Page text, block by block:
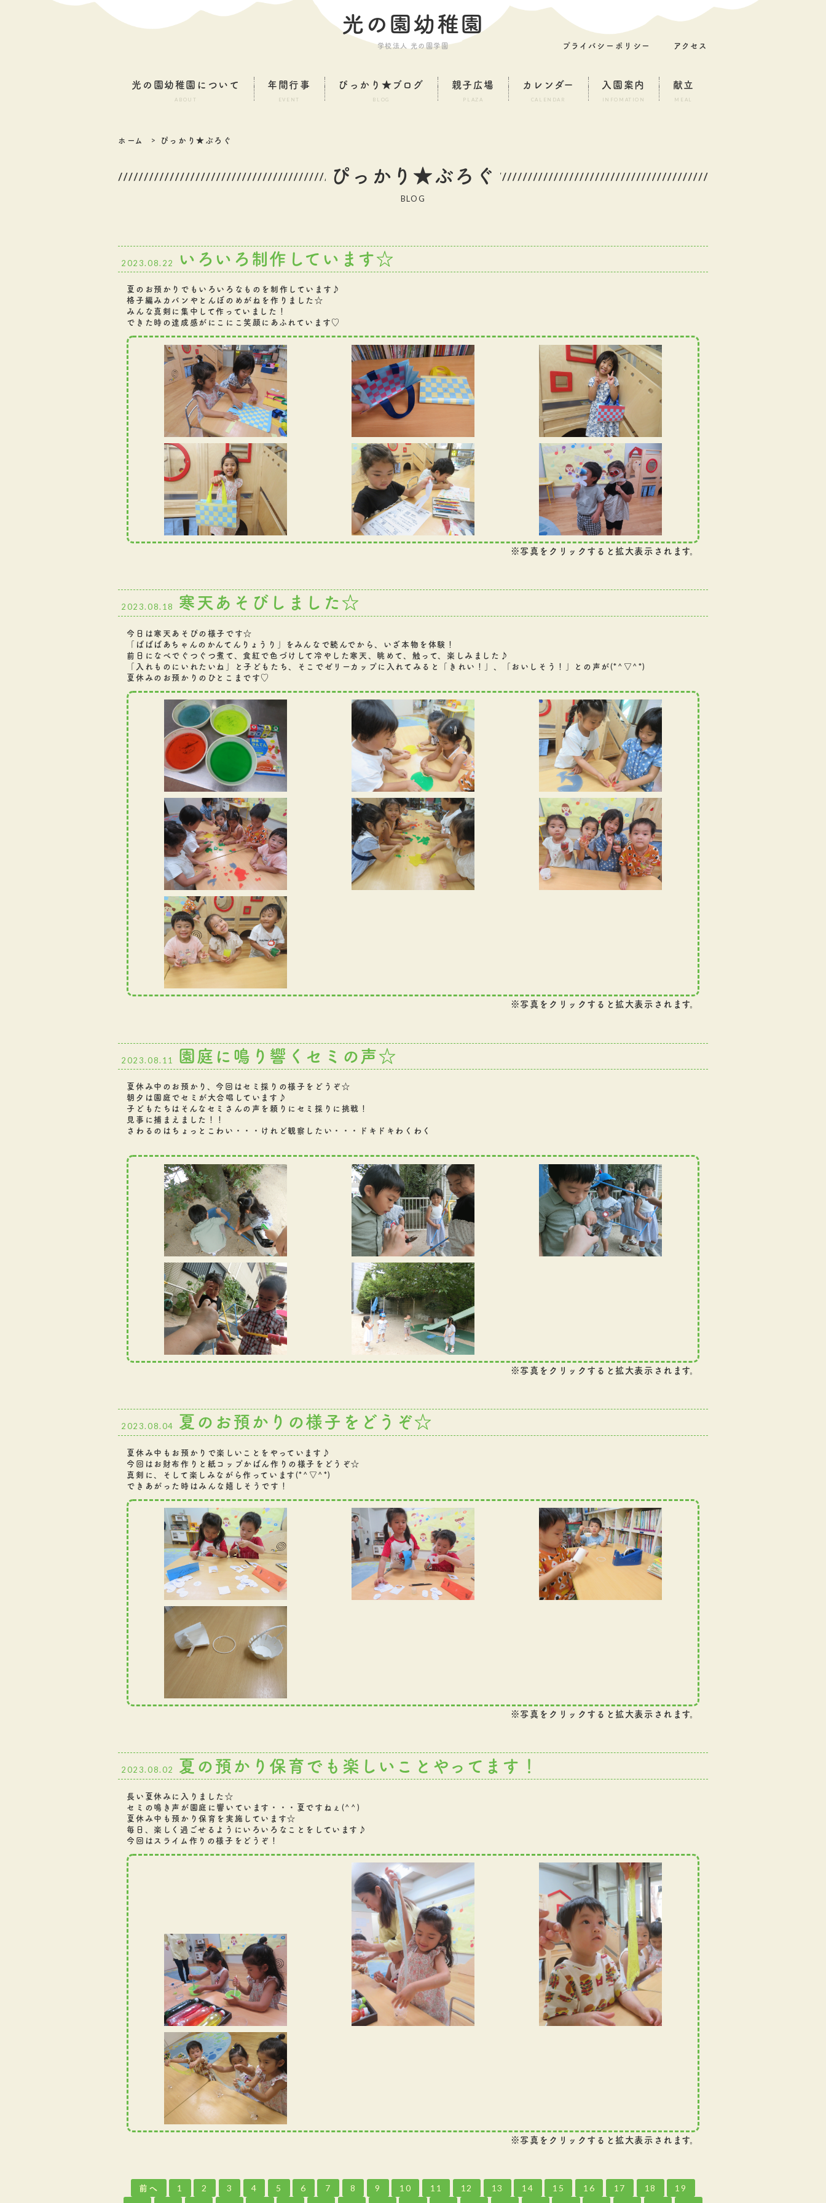
光の園幼稚園
学校法人 光の園学園
光の園幼稚園について
ABOUT
年間行事
EVENT
ぴっかり★ブログ
BLOG
親子広場
PLAZA
カレンダー
CALENDAR
入園案内
INFOMATION
献立
MEAL
プライバシーポリシー アクセス
ホーム ぴっかり★ぶろぐ
ぴっかり★ぶろぐ
BLOG
2023.08.22 いろいろ制作しています☆
夏のお預かりでもいろいろなものを制作しています♪
格子編みカバンやとんぼのめがねを作りました☆
みんな真剣に集中して作っていました！
できた時の達成感がにこにこ笑顔にあふれています♡
※写真をクリックすると拡大表示されます。
2023.08.18 寒天あそびしました☆
今日は寒天あそびの様子です☆
「ばばばあちゃんのかんてんりょうり」をみんなで読んでから、いざ本物を体験！
前日になべでぐつぐつ煮て、食紅で色づけして冷やした寒天、眺めて、触って、楽しみました♪
「入れものにいれたいね」と子どもたち、そこでゼリーカップに入れてみると「きれい！」、「おいしそう！」との声が(*^▽^*)
夏休みのお預かりのひとこまです♡
※写真をクリックすると拡大表示されます。
2023.08.11 園庭に鳴り響くセミの声☆
夏休み中のお預かり、今回はセミ採りの様子をどうぞ☆
朝夕は園庭でセミが大合唱しています♪
子どもたちはそんなセミさんの声を頼りにセミ採りに挑戦！
見事に捕まえました！！
さわるのはちょっとこわい・・・けれど観察したい・・・ドキドキわくわく
※写真をクリックすると拡大表示されます。
2023.08.04 夏のお預かりの様子をどうぞ☆
夏休み中もお預かりで楽しいことをやっています♪
今回はお財布作りと紙コップかばん作りの様子をどうぞ☆
真剣に、そして楽しみながら作っています(*^▽^*)
できあがった時はみんな嬉しそうです！
※写真をクリックすると拡大表示されます。
2023.08.02 夏の預かり保育でも楽しいことやってます！
長い夏休みに入りました☆
セミの鳴き声が園庭に響いています・・・夏ですねぇ(^^)
夏休み中も預かり保育を実施しています☆
毎日、楽しく過ごせるようにいろいろなことをしています♪
今回はスライム作りの様子をどうぞ！
※写真をクリックすると拡大表示されます。
前へ 1 2 3 4 5 6 7 8 9 10 11 12 13 14 15 16 17 18
19